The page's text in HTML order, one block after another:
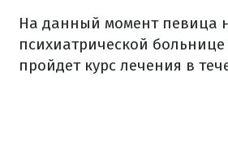
На данный момент певица
психиатрической больнице
пройдет курс лечения в